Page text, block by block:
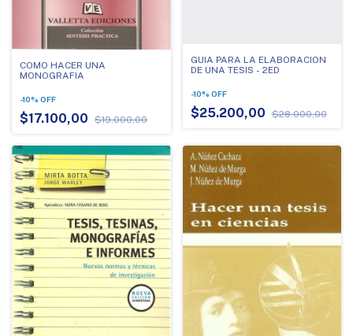
COMO HACER UNA
MONOGRAFIA
-10% OFF
$17.100,00 $19.000,00
GUIA PARA LA ELABORACION
DE UNA TESIS - 2ED
-10% OFF
$25.200,00 $28.000,00